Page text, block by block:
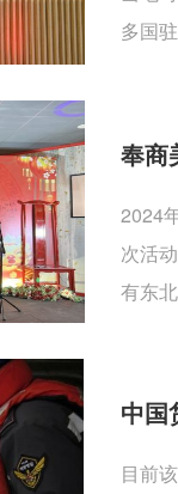
多国
奉商
2024
次活
有东
中国
目前